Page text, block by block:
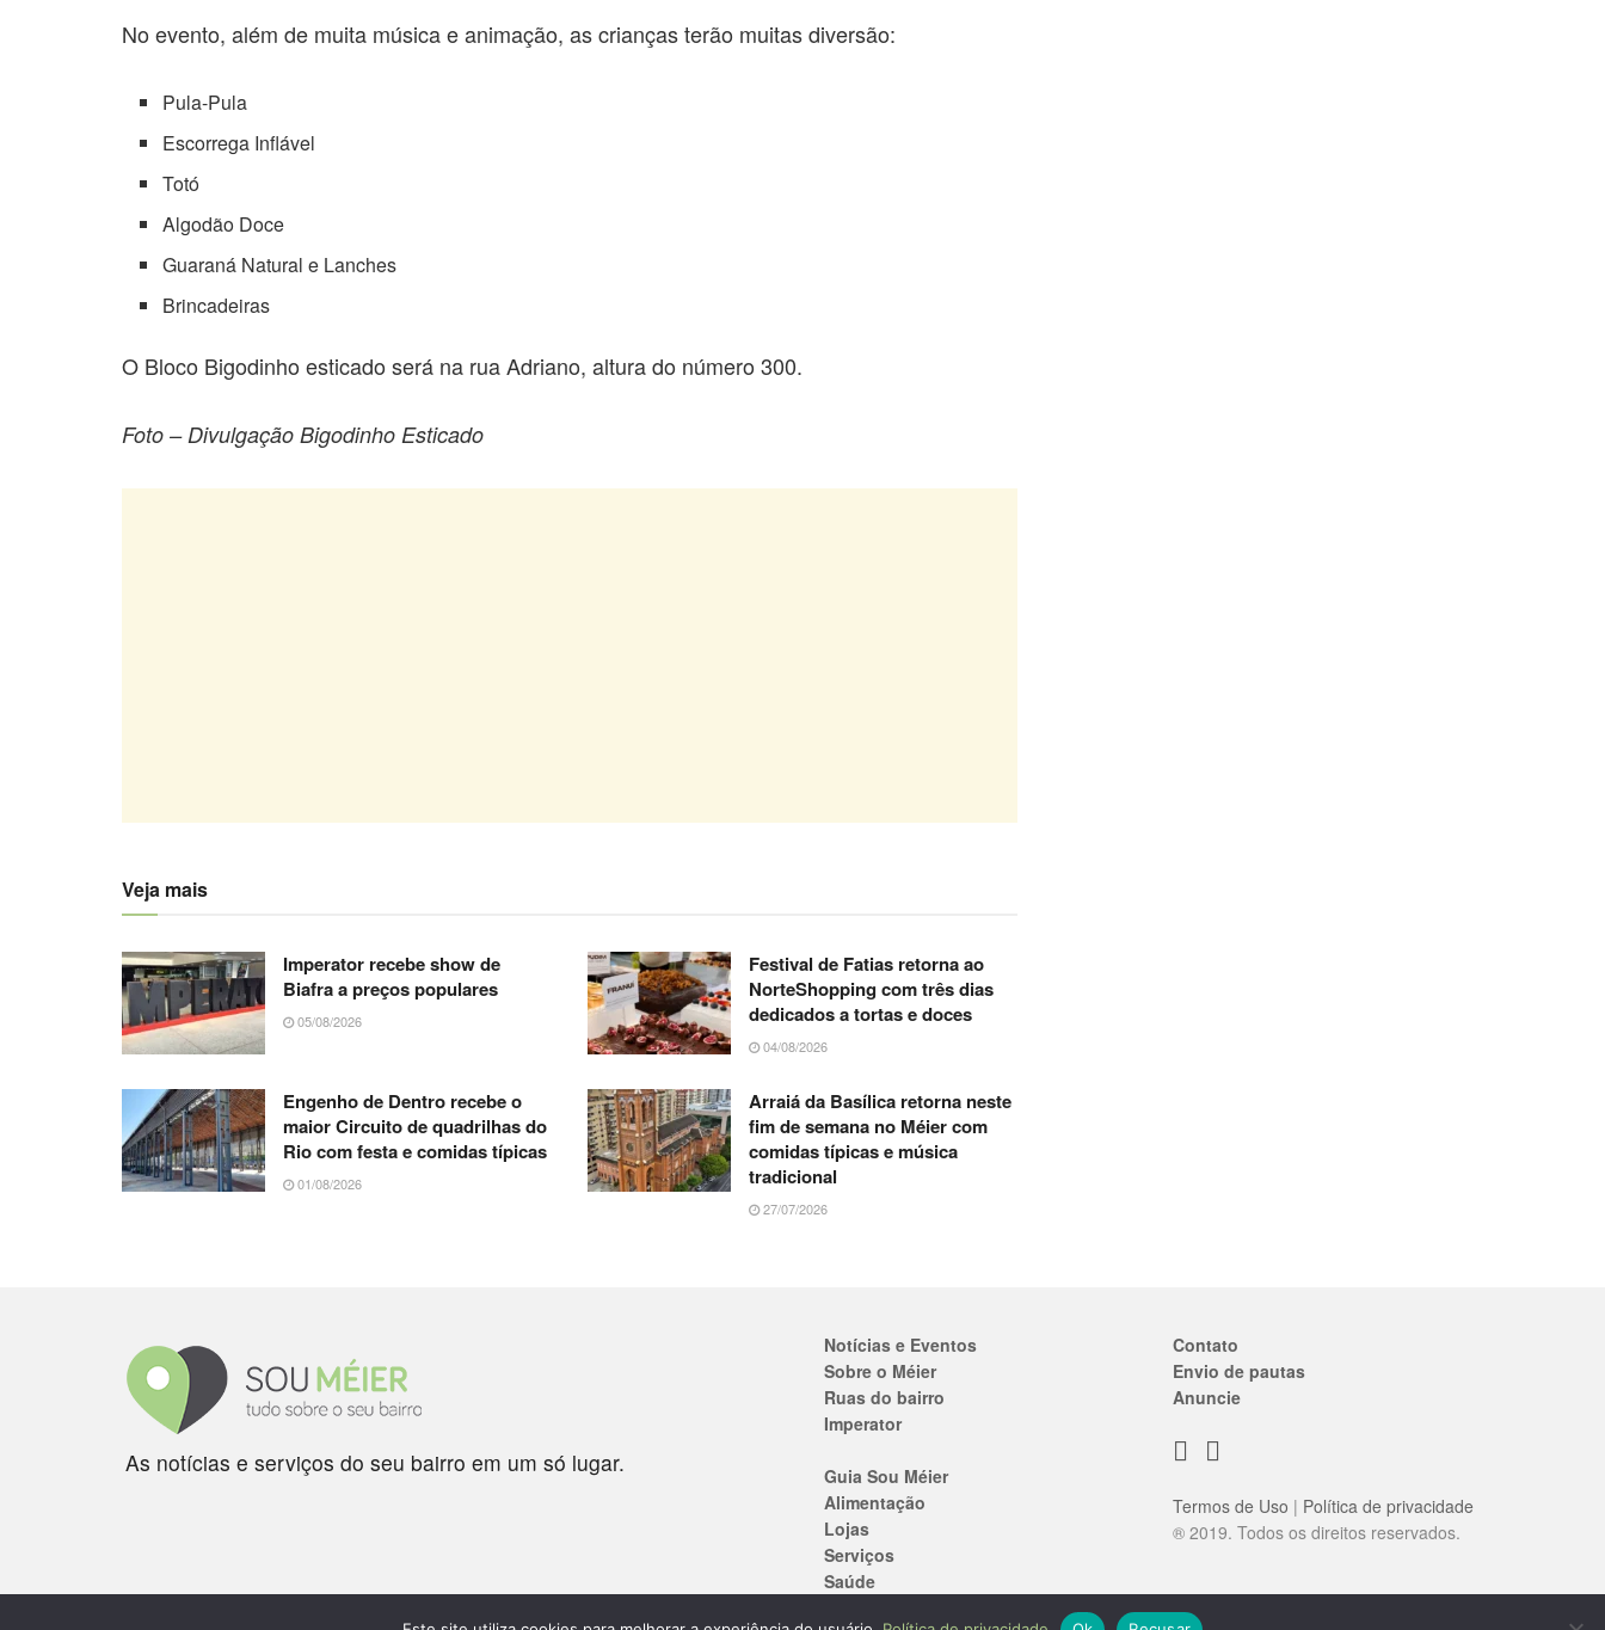
No evento, além de muita música e animação, as crianças terão muitas diversão:
Pula-Pula
Escorrega Inflável
Totó
Algodão Doce
Guaraná Natural e Lanches
Brincadeiras
O Bloco Bigodinho esticado será na rua Adriano, altura do número 300.
Foto – Divulgação Bigodinho Esticado
Veja mais
Imperator recebe show de
Biafra a preços populares
05/08/2026
Festival de Fatias retorna ao
NorteShopping com três dias
dedicados a tortas e doces
04/08/2026
Engenho de Dentro recebe o
maior Circuito de quadrilhas do
Rio com festa e comidas típicas
01/08/2026
Arraiá da Basílica retorna neste
fim de semana no Méier com
comidas típicas e música
tradicional
27/07/2026
As notícias e serviços do seu bairro em um só lugar.
Notícias e Eventos
Sobre o Méier
Ruas do bairro
Imperator
Guia Sou Méier
Alimentação
Lojas
Serviços
Saúde
Contato
Envio de pautas
Anuncie
Termos de Uso | Política de privacidade
® 2019. Todos os direitos reservados.